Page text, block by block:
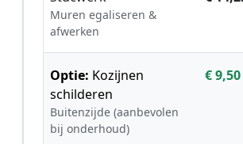
Muren egaliseren &
afwerken
Optie: Kozijnen
schilderen
Buitenzijde (aanbevolen
bij onderhoud)
€